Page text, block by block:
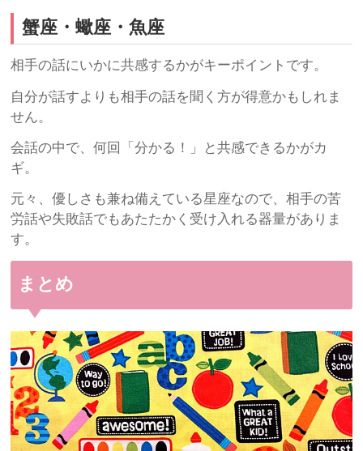
蟹座・蠍座・魚座
相手の話にいかに共感するかがキーポイントです。
自分が話すよりも相手の話を聞く方が得意かもしれま
せん。
会話の中で、何回「分かる！」と共感できるかがカ
ギ。
元々、優しさも兼ね備えている星座なので、相手の苦
労話や失敗話でもあたたかく受け入れる器量がありま
す。
まとめ